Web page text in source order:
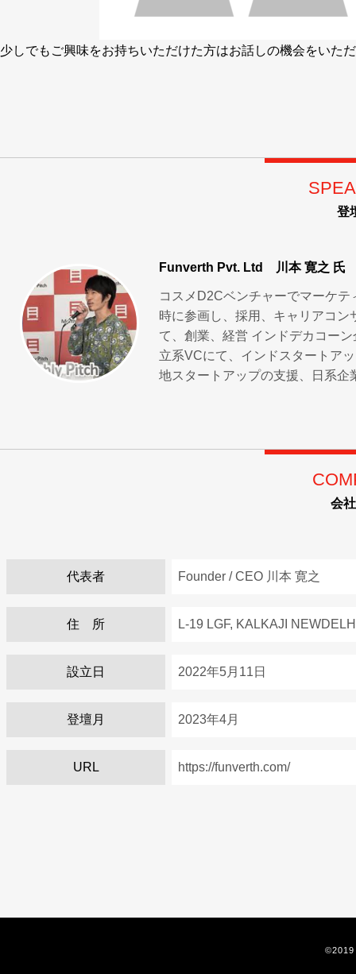
少しでもご興味をお持ちいただけた方はお話しの機会をいた
登
Funverth Pvt. Ltd 川本 寛之 氏
コスメD2Cベンチャーでマーケ
時に参画し、採用、キャリアコ
て、創業、経営 インドデカコー
立系VCにて、インドスタートア
地スタートアップの支援、日系企
会
代表者 Founder / CEO 川本 寛之
住 所 L-19 LGF, KALKAJI
設立日 2022年5月11日
登壇月 2023年4月
URL https://funverth.com/
©2019